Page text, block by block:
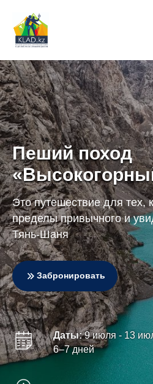
Пеший поход
Это путешествие для тех,
пределы привычного и
Тянь-Шаня
Забронировать
Даты:9 июля - 13
6–7 дней